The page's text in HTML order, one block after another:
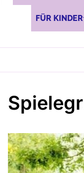
FÜR KINDER